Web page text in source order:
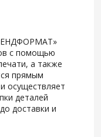
с помощью
а также
прямым
осуществляет
деталей
доставки и